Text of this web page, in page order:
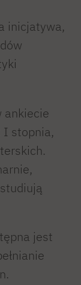
inicjatywa,
ankiecie
I stopnia,
jest